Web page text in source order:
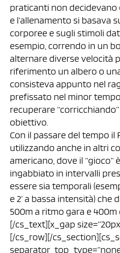
praticanti non
e l’allenamento si basava
corporee e sugli stimoli
esempio, correndo in un
alternare diverse velocità
riferimento un albero o
consisteva appunto nel
prefissato nel minor
recuperare
obiettivo.
Con il passare del tempo il
utilizzando anche in altri
americano, dove il “gioco”
ingabbiato in intervalli
essere sia temporali
e 2’ a bassa intensità) che
500m a ritmo gara e
[/cs_text][x_gap
[/cs_row][/